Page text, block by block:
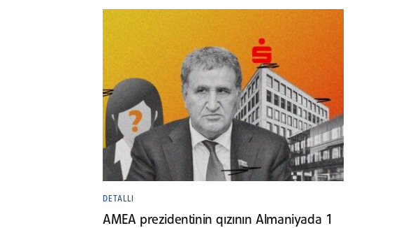
DETALLI
AMEA prezidentinin qızının Almaniyada 1